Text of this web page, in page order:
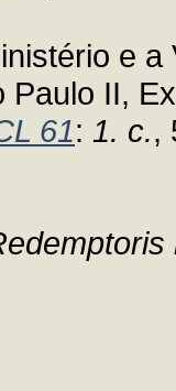
e
Paulo II,
61: 1. c.,